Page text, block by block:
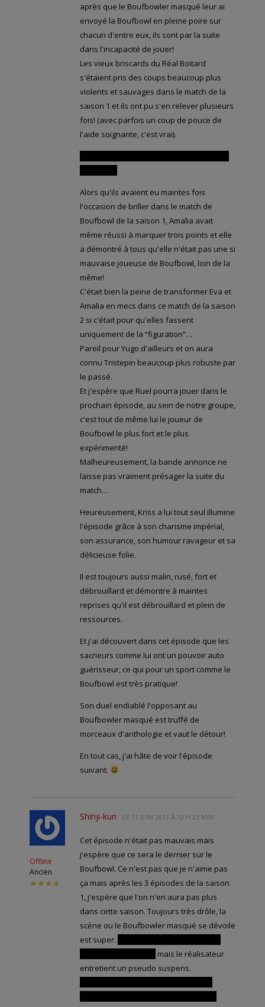
après que le Boufbowler masqué leur ai
envoyé la Boufbowl en pleine poire sur
chacun d'entre eux, ils sont par la suite
dans l'incapacité de jouer!
Les vieux briscards du Réal Boitard
s'étaient pris des coups beaucoup plus
violents et sauvages dans le match de la
saison 1 et ils ont pu s'en relever plusieurs
fois! (avec parfois un coup de pouce de
l'aide soignante, c'est vrai).
Alors qu'ils avaient eu maintes fois
l'occasion de briller dans le match de
Boufbowl de la saison 1, Amalia avait
même réussi à marquer trois points et elle
a démontré à tous qu'elle n'était pas une si
mauvaise joueuse de Boufbowl, loin de la
même!
C'était bien la peine de transformer Eva et
Amalia en mecs dans ce match de la saison
2 si c'était pour qu'elles fassent
uniquement de la “figuration”…
Pareil pour Yugo d'ailleurs et on aura
connu Tristepin beaucoup plus robuste par
le passé.
Et j'espère que Ruel pourra jouer dans le
prochain épisode, au sein de notre groupe,
c'est tout de même lui le joueur de
Boufbowl le plus fort et le plus
expérimenté!
Malheureusement, la bande annonce ne
laisse pas vraiment présager la suite du
match…
Heureusement, Kriss a lui tout seul illumine
l'épisode grâce à son charisme impérial,
son assurance, son humour ravageur et sa
délicieuse folie.
Il est toujours aussi malin, rusé, fort et
débrouillard et démontre à maintes
reprises qu'il est débrouillard et plein de
ressources.
Et j'ai découvert dans cet épisode que les
sacrieurs comme lui ont un pouvoir auto
guérisseur, ce qui pour un sport comme le
Boufbowl est très pratique!
Son duel endiablé l'opposant au
Boufbowler masqué est truffé de
morceaux d'anthologie et vaut le détour!
En tout cas, j'ai hâte de voir l'épisode
suivant.
Offline
Ancien
★★★★
Shinji-kun LE 11 JUIN 2011 À 12 H 23 MIN
Cet épisode n'était pas mauvais mais
j'espère que ce sera le dernier sur le
Boufbowl. Ce n'est pas que je n'aime pas
ça mais après les 3 épisodes de la saison
1, j'espère que l'on n'en aura pas plus
dans cette saison. Toujours très drôle, la
scène ou le Boufbowler masqué se dévoile
est super.
mais le réalisateur
entretient un pseudo suspens.